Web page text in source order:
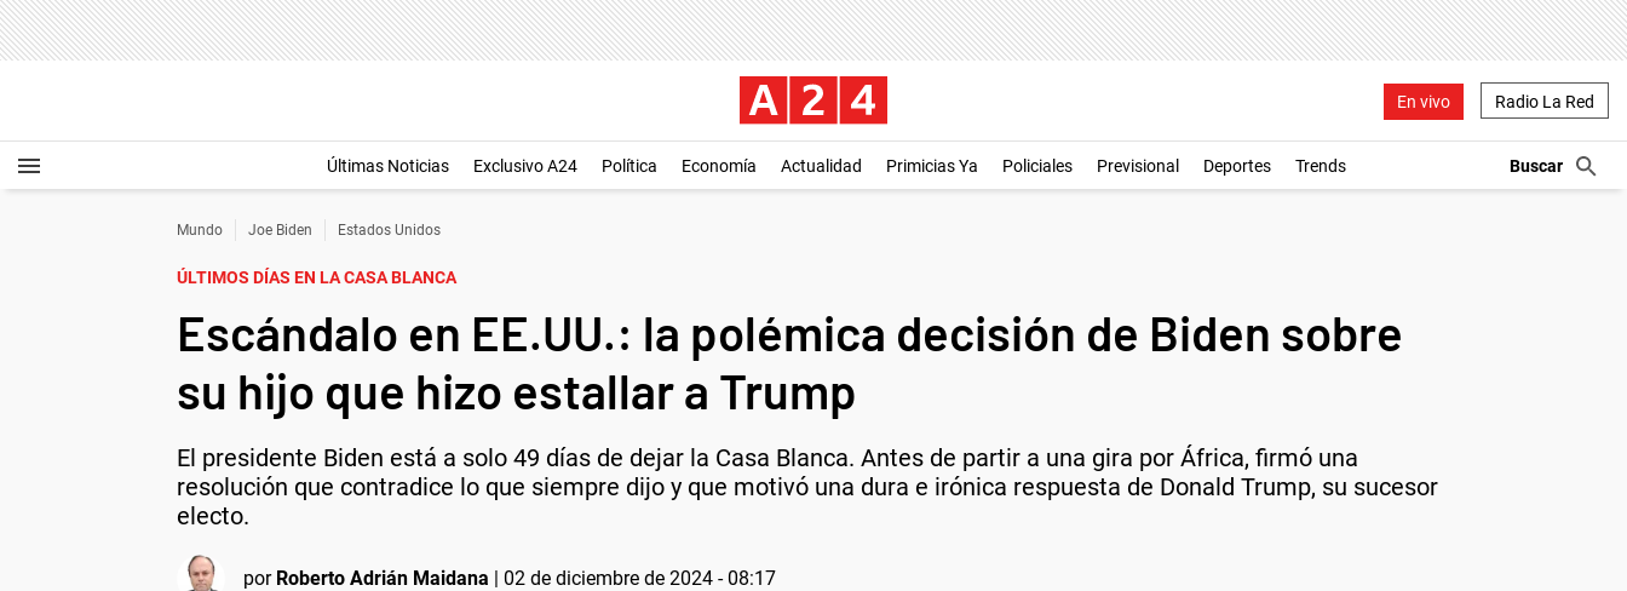
En vivo Radio La Red
Últimas Noticias Exclusivo A24 Política Economía Actualidad Primicias Ya Policiales Previsional Deportes Trends
Mundo Joe Biden Estados Unidos
ÚLTIMOS DÍAS EN LA CASA BLANCA
Escándalo en EE.UU.: la polémica decisión de Biden sobre
su hijo que hizo estallar a Trump
El presidente Biden está a solo 49 días de dejar la Casa Blanca. Antes de partir a una gira por África, firmó una
resolución que contradice lo que siempre dijo y que motivó una dura e irónica respuesta de Donald Trump, su sucesor
electo.
por Roberto Adrián Maidana | 02 de diciembre de 2024 - 08:17